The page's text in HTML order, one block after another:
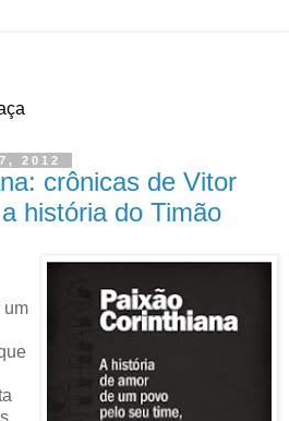
2012
crônicas de Vitor
história do Timão
um